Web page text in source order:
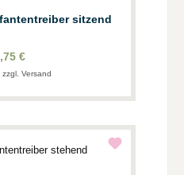
sitzend
€
Versand